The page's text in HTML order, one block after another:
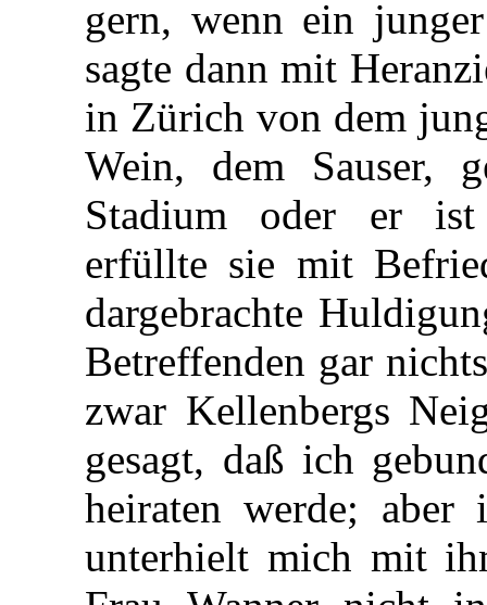
gern, wenn ein
sagte dann mit
in Zürich von dem
Wein, dem Sauser,
Stadium oder er ist
erfüllte sie mit
dargebrachte
Betreffenden gar
zwar Kellenbergs
gesagt, daß ich
heiraten werde;
unterhielt mich mit